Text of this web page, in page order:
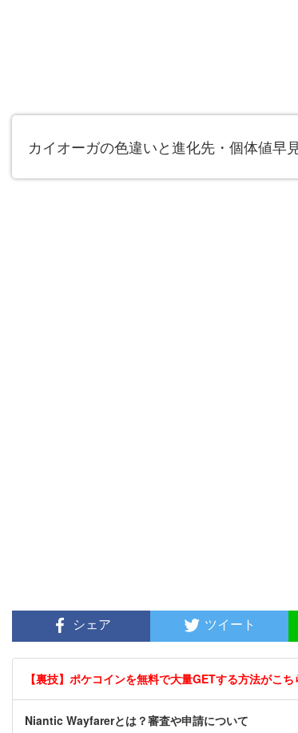
カイオーガの色違いと進化先・個体値早
シェア ツイート
【裏技】ポケコインを無料で大量GETする方法がこ
Niantic Wayfarerとは？審査や申請について